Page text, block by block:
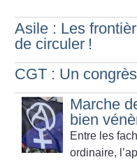
Asile : Les
de circuler !
CGT : Un
Marche
bien
Entre les
ordinaire,